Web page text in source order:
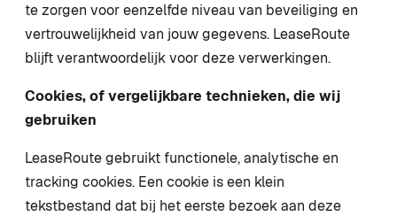
te zorgen voor eenzelfde niveau van beveiliging en
vertrouwelijkheid van jouw gegevens. LeaseRoute
blijft verantwoordelijk voor deze verwerkingen.
Cookies, of vergelijkbare technieken, die wij
gebruiken
LeaseRoute gebruikt functionele, analytische en
tracking cookies. Een cookie is een klein
tekstbestand dat bij het eerste bezoek aan deze